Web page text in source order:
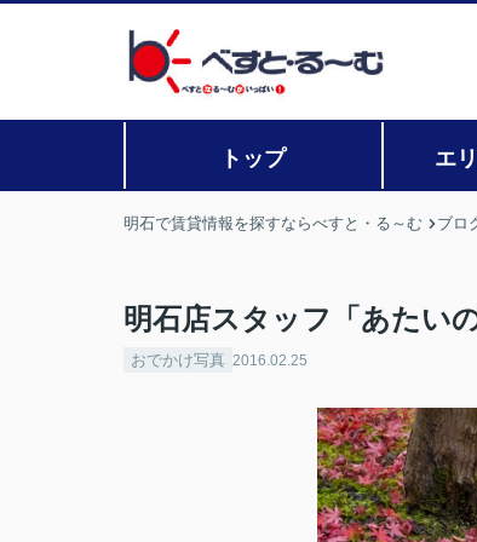
トップ エ
明石で賃貸情報を探すならべすと・る～む ブロ
明石店スタッフ「あたい
おでかけ写真 2016.02.25